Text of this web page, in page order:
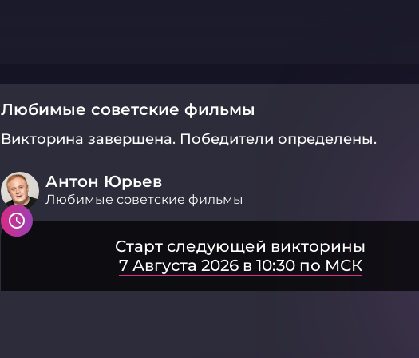
Любимые советские фильмы
Викторина завершена. Победители определены.
Антон Юрьев
Любимые советские фильмы
Старт следующей викторины
7 Августа 2026 в 10:30 по МСК